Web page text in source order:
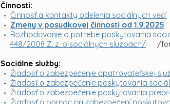
Činnosti:
Činnosť a kontakty odelenia sociálnych vecí
Zmeny v posudkovej činnosti od 1.9.2025
Rozhodovanie o potrebe poskytovania
448/2008 Z. z. o sociálnych službách/
/
Sociálne služby:
Žiadosť o zabezpečenie opatrovateľskej
Žiadosť o zabezpečenie poskytovania
Žiadosť o zabezpečenie poskytovania
Žiadosť o pomoc pri zabezpečení